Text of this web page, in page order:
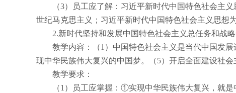
（3）员工应了解：习近平新时代中国特色社会主
世纪马克思主义；习近平新时代中国特色社会主义思想
2.新时代坚持和发展中国特色社会主义总任务和战
教学内容：（1 ）中国特色社会主义是当代中国发
现中华民族伟大复兴的中国梦。（5）开启全面建设社
教学要求：
（1 ）员工应掌握：①实现中华民族伟大复兴，就